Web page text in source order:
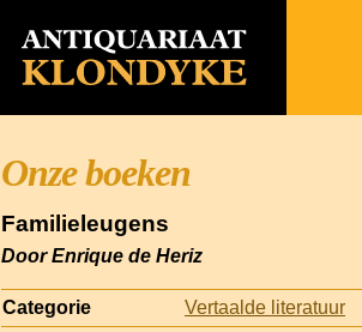
Onze boeken
Familieleugens
Door Enrique de Heriz
Categorie
Vertaalde literatuur